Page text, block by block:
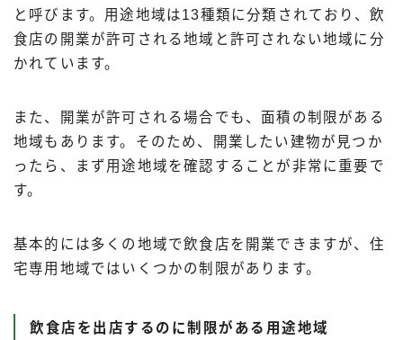
と呼びます。用途地域は13種類に分類されており、飲
食店の開業が許可される地域と許可されない地域に分
かれています。
また、開業が許可される場合でも、面積の制限がある
地域もあります。そのため、開業したい建物が見つか
ったら、まず用途地域を確認することが非常に重要で
す。
基本的には多くの地域で飲食店を開業できますが、住
宅専用地域ではいくつかの制限があります。
飲食店を出店するのに制限がある用途地域